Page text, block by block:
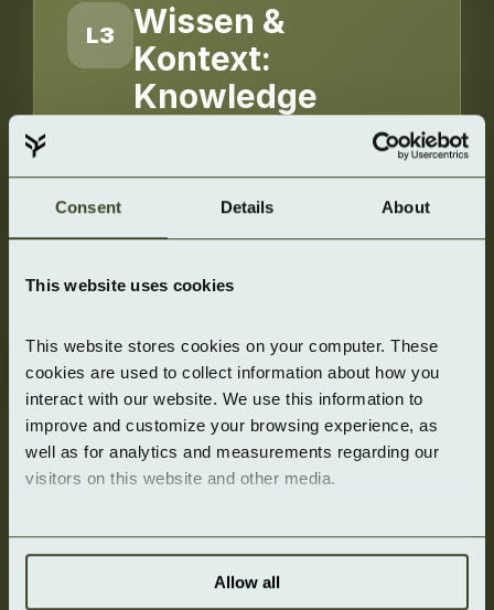
Consent Details About
This website uses cookies
This website stores cookies on your computer. These
cookies are used to collect information about how you
interact with our website. We use this information to
improve and customize your browsing experience, as
well as for analytics and measurements regarding our
visitors on this website and other media.
Allow all
L3
Wissen &
Kontext:
Knowledge
Unternehmenswissen wird über
RAG/KAG, OCR, Knowledge
RAG/KAG + OCR
L2
Datenanbindung:
Data Access-aaS
Sichere Verbindung von
Systemen und Streams über
kontrollierte Schnittstellen.